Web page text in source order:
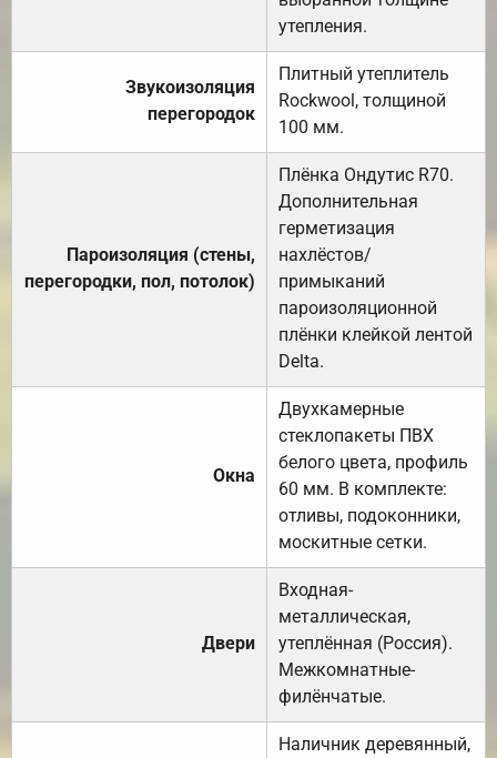
утепления.
Звукоизоляция
перегородок
Плитный утеплитель
Rockwool, толщиной
100 мм.
Пароизоляция (стены,
перегородки, пол, потолок)
Плёнка Ондутис R70.
Дополнительная
герметизация
нахлёстов/
примыканий
пароизоляционной
плёнки клейкой лентой
Delta.
Окна
Двухкамерные
стеклопакеты ПВХ
белого цвета, профиль
60 мм. В комплекте:
отливы, подоконники,
москитные сетки.
Двери
Входная-
металлическая,
утеплённая (Россия).
Межкомнатные-
филёнчатые.
Наличник деревянный,